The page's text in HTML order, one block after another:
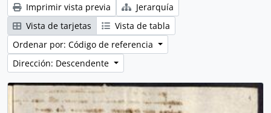
Imprimir vista previa
Jerarquía
Vista de tarjetas
Vista de tabla
Ordenar por: Código de referencia
Dirección: Descendente